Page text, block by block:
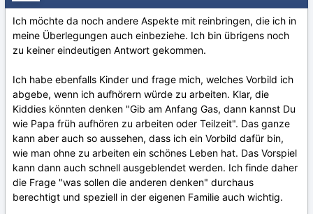
Ich möchte da noch andere Aspekte mit reinbringen, die ich in
meine Überlegungen auch einbeziehe. Ich bin übrigens noch
zu keiner eindeutigen Antwort gekommen.
Ich habe ebenfalls Kinder und frage mich, welches Vorbild ich
abgebe, wenn ich aufhörern würde zu arbeiten. Klar, die
Kiddies könnten denken "Gib am Anfang Gas, dann kannst Du
wie Papa früh aufhören zu arbeiten oder Teilzeit". Das ganze
kann aber auch so aussehen, dass ich ein Vorbild dafür bin,
wie man ohne zu arbeiten ein schönes Leben hat. Das Vorspiel
kann dann auch schnell ausgeblendet werden. Ich finde daher
die Frage "was sollen die anderen denken" durchaus
berechtigt und speziell in der eigenen Familie auch wichtig.